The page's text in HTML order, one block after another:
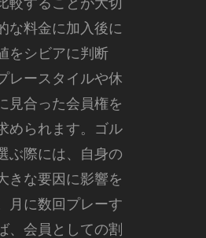
較することが大切
な料金に加入後に
をシビアに判断
レースタイルや休
見合った会員権を
められます。ゴル
ぶ際には、自身の
きな要因に影響を
月に数回プレーす
、会員としての割